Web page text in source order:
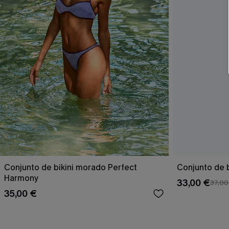
Conjunto de bikini morado Perfect
Harmony
35,00 €
Conjunto de
33,00 €